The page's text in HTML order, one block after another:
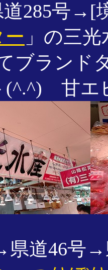
道285号
」の三
ブランド
(^.^) 甘エ
県道46号